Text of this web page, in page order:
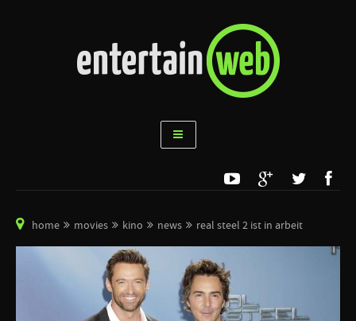
home movies kino news real steel 2 ist in arbeit